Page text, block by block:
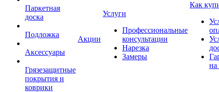
Паркетная
доска
Подложка
Аксессуары
Грязезащитные
покрытия и
коврики
Акции
Услуги
Профессиональные
консультации
Нарезка
Замеры
Как
на